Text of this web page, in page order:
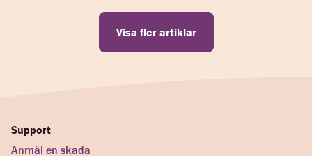
Visa fler artiklar
Support
Anmäl en skada